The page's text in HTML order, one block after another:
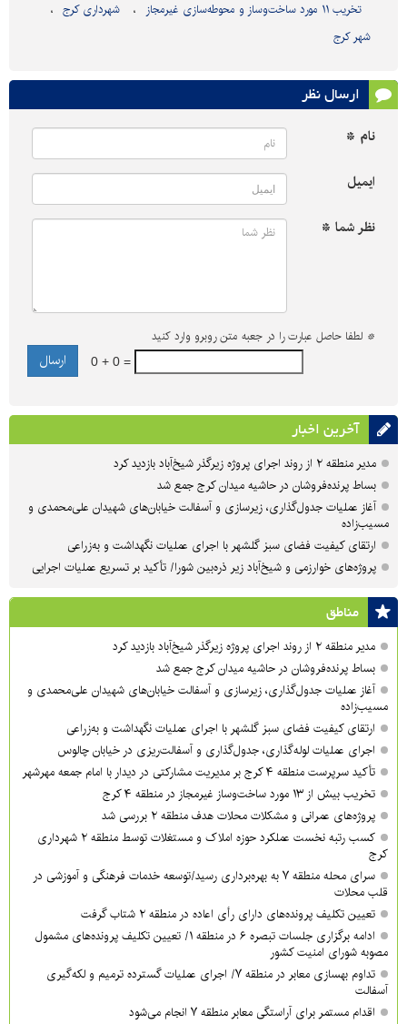
تخریب ۱۱ مورد ساخت‌وساز و محوطه‌سازی غیرمجاز
شهرداری کرج
شهر کرج
ارسال نظر
نام *
ایمیل
نظر شما *
* لطفا حاصل عبارت را در جعبه متن روبرو وارد کنید
0 + 0 =
آخرین اخبار
مدیر منطقه ۲ از روند اجرای پروژه زیرگذر شیخ‌آباد بازدید کرد
بساط پرنده‌فروشان در حاشیه میدان کرج جمع شد
آغاز عملیات جدول‌گذاری، زیرسازی و آسفالت خیابان‌های شهیدان علی‌محمدی و
مسیب‌زاده
ارتقای کیفیت فضای سبز گلشهر با اجرای عملیات نگهداشت و به‌زراعی
پروژه‌های خوارزمی و شیخ‌آباد زیر ذره‌بین شورا/ تأکید بر تسریع عملیات اجرایی
مناطق
مدیر منطقه ۲ از روند اجرای پروژه زیرگذر شیخ‌آباد بازدید کرد
بساط پرنده‌فروشان در حاشیه میدان کرج جمع شد
آغاز عملیات جدول‌گذاری، زیرسازی و آسفالت خیابان‌های شهیدان علی‌محمدی و
مسیب‌زاده
ارتقای کیفیت فضای سبز گلشهر با اجرای عملیات نگهداشت و به‌زراعی
اجرای عملیات لوله‌گذاری، جدول‌گذاری و آسفالت‌ریزی در خیابان چالوس
تأکید سرپرست منطقه ۴ کرج بر مدیریت مشارکتی در دیدار با امام جمعه مهرشهر
تخریب بیش از ۱۳ مورد ساخت‌وساز غیرمجاز در منطقه ۴ کرج
پروژه‌های عمرانی و مشکلات محلات هدف منطقه ۲ بررسی شد
کسب رتبه نخست عملکرد حوزه املاک و مستغلات توسط منطقه ۲ شهرداری
کرج
سرای محله منطقه ۷ به بهره‌برداری رسید/توسعه خدمات فرهنگی و آموزشی در
قلب محلات
تعیین تکلیف پرونده‌های دارای رأی اعاده در منطقه ۲ شتاب گرفت
ادامه برگزاری جلسات تبصره ۶ در منطقه ۱/ تعیین تکلیف پرونده‌های مشمول
مصوبه شورای امنیت کشور
تداوم بهسازی معابر در منطقه ۷/ اجرای عملیات گسترده ترمیم و لکه‌گیری
آسفالت
اقدام مستمر برای آراستگی معابر منطقه ۷ انجام می‌شود